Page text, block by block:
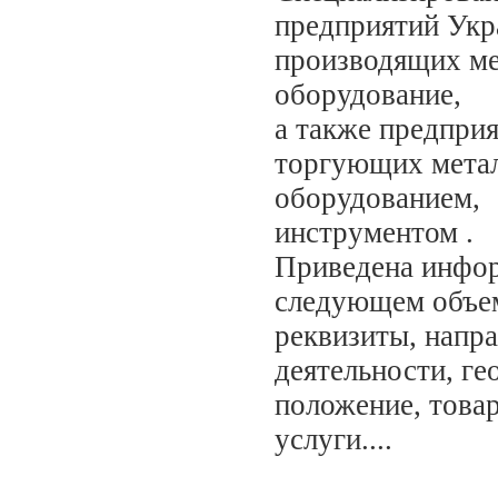
предприятий
производящих
оборудование,
а также
торгующих
оборудованием,
инструментом .
Приведена
следующем
реквизиты,
деятельности,
положение,
услуги....